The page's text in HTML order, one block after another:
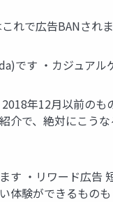
れで広告BANされ
です ・カジュア
年12月以前の
介で、絶対にこう
す ・リワード広告
体験ができるもの